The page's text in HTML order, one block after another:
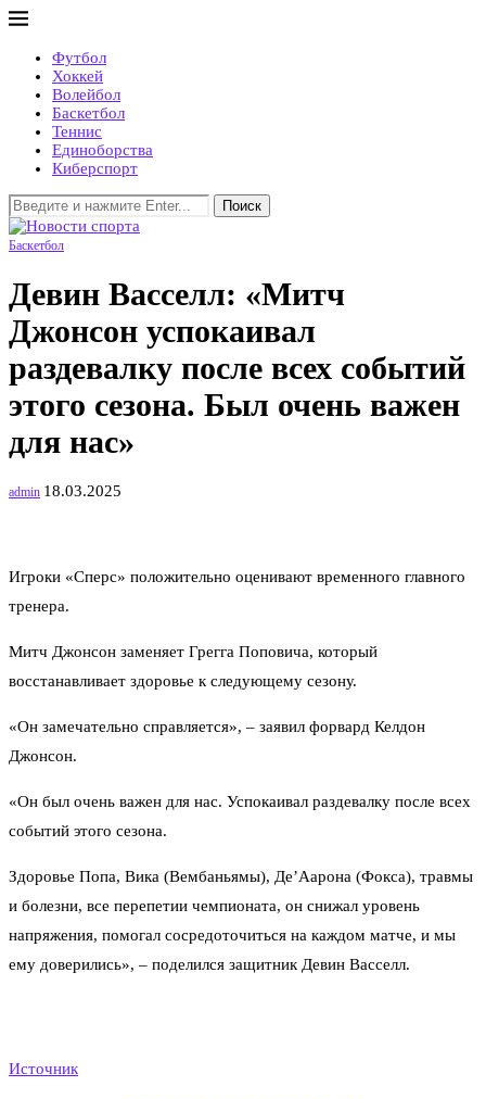
Футбол
Хоккей
Волейбол
Баскетбол
Теннис
Единоборства
Киберспорт
Поиск
Баскетбол
Девин Васселл: «Митч
Джонсон успокаивал
раздевалку после всех событий
этого сезона. Был очень важен
для нас»
admin 18.03.2025
Игроки «Сперс» положительно оценивают временного главного
тренера.
Митч Джонсон заменяет Грегга Поповича, который
восстанавливает здоровье к следующему сезону.
«Он замечательно справляется», – заявил форвард Келдон
Джонсон.
«Он был очень важен для нас. Успокаивал раздевалку после всех
событий этого сезона.
Здоровье Попа, Вика (Вембаньямы), Де’Аарона (Фокса), травмы
и болезни, все перепетии чемпионата, он снижал уровень
напряжения, помогал сосредоточиться на каждом матче, и мы
ему доверились», – поделился защитник Девин Васселл.
Источник